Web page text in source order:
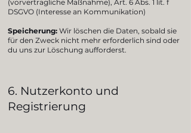
(vorvertragliche Maßnahme), Art. 6 Abs. 1 lit. f
DSGVO (Interesse an Kommunikation)
Speicherung: Wir löschen die Daten, sobald sie
für den Zweck nicht mehr erforderlich sind oder
du uns zur Löschung aufforderst.
6. Nutzerkonto und
Registrierung